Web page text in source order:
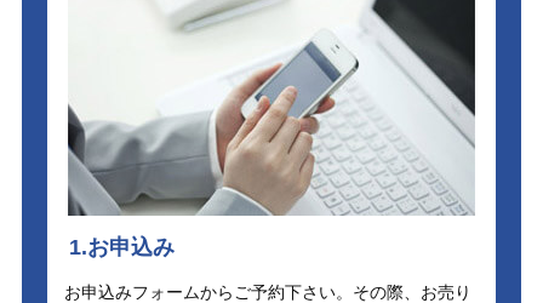
1.お申込み
お申込みフォームからご予約下さい。その際、お売り